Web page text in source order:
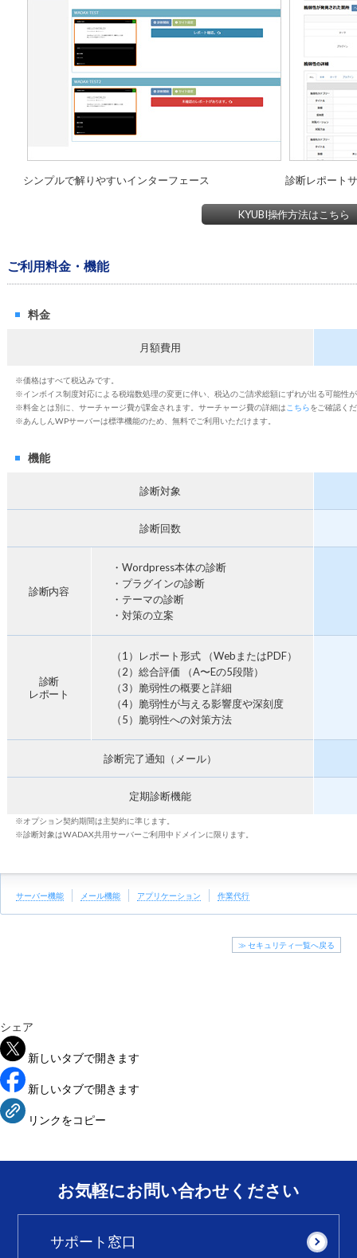
シンプルで解りやすいインターフェース 診断レポート
KYUBI操作方法はこちら
ご利用料金・機能
料金
月額費用
※価格はすべて税込みです。
※インボイス制度対応による税端数処理の変更に伴い、税込のご請求総額にずれが出る可能性
※料金とは別に、サーチャージ費が課金されます。サーチャージ費の詳細は こちらをご確認く
※あんしんWPサーバーは標準機能のため、無料でご利用いただけます。
機能
診断対象
診断回数
診断内容
・Wordpress本体の診断
・プラグインの診断
・テーマの診断
・対策の立案
診断
レポート
（1）レポート形式 （WebまたはPDF）
（2）総合評価 （A〜Eの5段階）
（3）脆弱性の概要と詳細
（4）脆弱性が与える影響度や深刻度
（5）脆弱性への対策方法
診断完了通知（メール）
定期診断機能
※オプション契約期間は主契約に準じます。
※診断対象はWADAX共用サーバーご利用中ドメインに限ります。
サーバー機能 メール機能 アプリケーション 作業代行
≫ セキュリティ一覧へ戻る
シェア
新しいタブで開きます
新しいタブで開きます
リンクをコピー
お気軽にお問い合わせください
サポート窓口